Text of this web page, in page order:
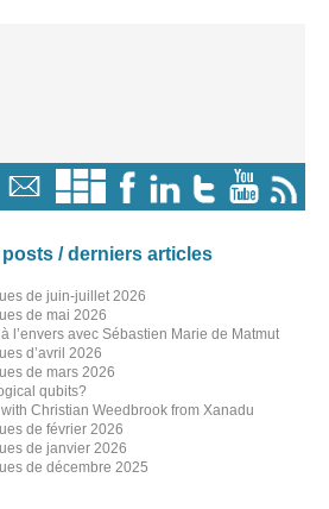
/ derniers articles
de juin-juillet 2026
de mai 2026
l’envers avec Sébastien Marie de Matmut
d’avril 2026
de mars 2026
qubits?
Christian Weedbrook from Xanadu
de février 2026
de janvier 2026
de décembre 2025